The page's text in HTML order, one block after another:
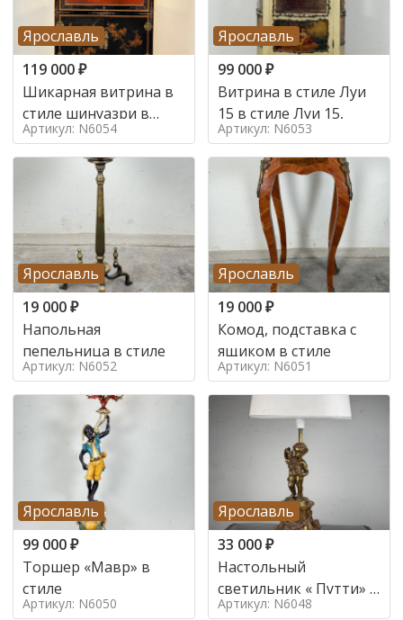
Ярославль
119 000₽
Шикарная витрина в
стиле шинуазри в
стиле шинуазри,
Артикул: N6054
Ярославль
99 000₽
Витрина в стиле Луи
15 в стиле Луи 15,
Артикул: N6053
Ярославль
19 000₽
Напольная
пепельница в стиле
Артикул: N6052
Ярославль
19 000₽
Комод, подставка с
ящиком в стиле
Артикул: N6051
Ярославль
99 000₽
Торшер «Мавр» в
стиле
Артикул: N6050
Ярославль
33 000₽
Настольный
светильник « Путти» в
стиле
Артикул: N6048